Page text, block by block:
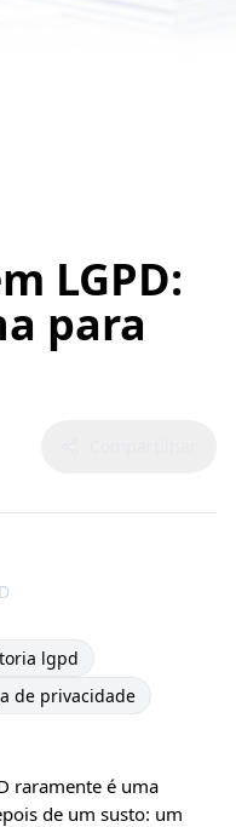
LGPD:
para
lgpd
de privacidade
raramente é uma
de um susto: um